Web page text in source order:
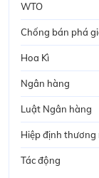
WTO
Chống bán phá
Hoa Kì
Ngân hàng
Luật Ngân hàng
Hiệp định thương
Tác động